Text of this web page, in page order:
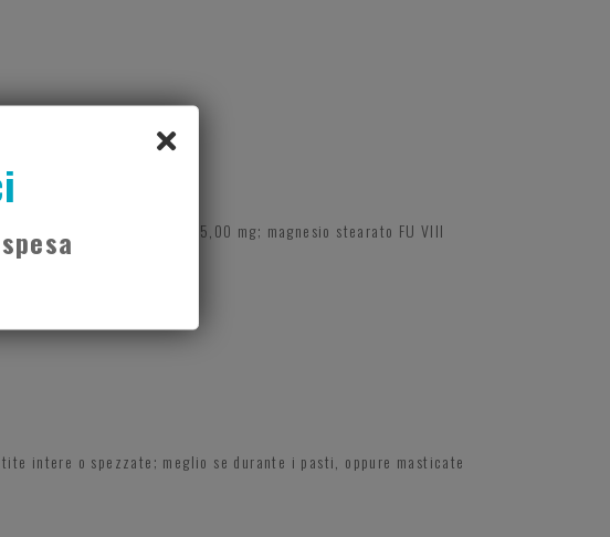
sale sodico USP 15,00 mg; magnesio stearato FU VIII
intere o spezzate; meglio se durante i pasti, oppure masticate